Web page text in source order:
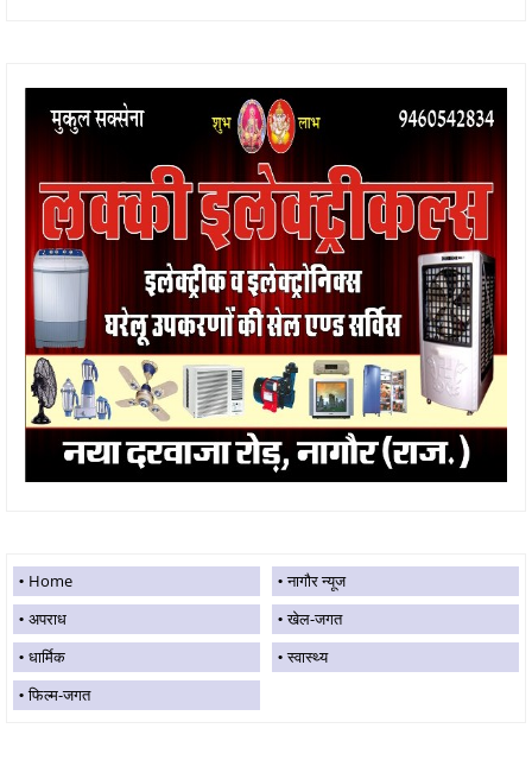
Home
नागौर न्यूज
अपराध
खेल-जगत
धार्मिक
स्वास्थ्य
फिल्म-जगत